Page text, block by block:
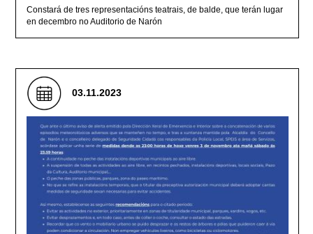
Constará de tres representacións teatrais, de balde, que terán lugar
en decembro no Auditorio de Narón
03.11.2023